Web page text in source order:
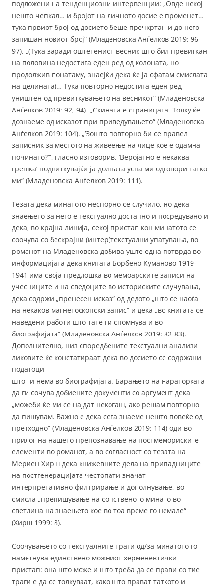
подложени на тенденциозни интервенции: „Овде некој
нешто чепкал… и бројот на личното досие е променет…
тука првиот број од досието беше пречкртан и до него
запишан новиот број“ (Младеновска Анѓелков 2019: 96-
97). „(Тука заради оштетениот весник што бил превиткан
на половина недостига еден ред од колоната, но
продолжив понатаму, знаејќи дека ќе ја сфатам смислата
на целината)… Тука повторно недостига еден ред
уништен од превиткувањето на весникот“ (Младеновска
Анѓелков 2019: 92, 94). „Скината е страницата. Толку ќе
дознаеме од исказот при приведувањето“ (Младеновска
Анѓелков 2019: 104). „’Зошто повторно би се правел
записник за местото на живеење на лице кое е одамна
починато?’“, гласно изговорив. ’Веројатно е некаква
грешка’ подвиткувајќи ја долната усна ми одговори татко
ми“ (Младеновска Анѓелков 2019: 111).
Тезата дека минатото неспорно се случило, но дека
знаењето за него е текстуално достапно и посредувано и
дека, во крајна линија, секој пристап кон минатото се
соочува со бескрајни (интер)текстуални упатувања, во
романот на Младеновска добива уште една потврда во
информацијата дека книгата Борбено Куманово 1919-
1941 има своја предлошка во мемоарските записи на
учесниците и на сведоците во историските случувања,
дека содржи „пренесен исказ“ од дедото „што се наоѓа
на некаков магнетоскопски запис“ и дека „во книгата се
наведени работи што тате ги спомнува и во
биографијата“ (Младеновска Анѓелков 2019: 82-83).
Дополнително, низ споредбените текстуални анализи
ликовите ќе констатираат дека во досието се содржани
податоци
што ги нема во биографијата. Барањето на нараторката
да ги сочува добиените документи со аргумент дека
„можеби ќе ми се најдат некогаш, ако решам повторно
да пишувам. Важно е дека сега знаеме нешто повеќе од
претходно“ (Младеновска Анѓелков 2019: 114) оди во
прилог на нашето препознавање на постмемориските
елементи во романот, а во согласност со тезата на
Мериен Хирш дека книжевните дела на припадниците
на постгенерацијата честопати значат
интерпретативно филтрирање и дополнување, во
смисла „препишување на сопственото минато во
светлина на знаењето кое во тоа време го немале“
(Хирш 1999: 8).
Соочувањето со текстуалните траги од/за минатото го
наметнува единствено можниот херменевтички
пристап: она што може и што треба да се прави со тие
траги е да се толкуваат, како што прават таткото и